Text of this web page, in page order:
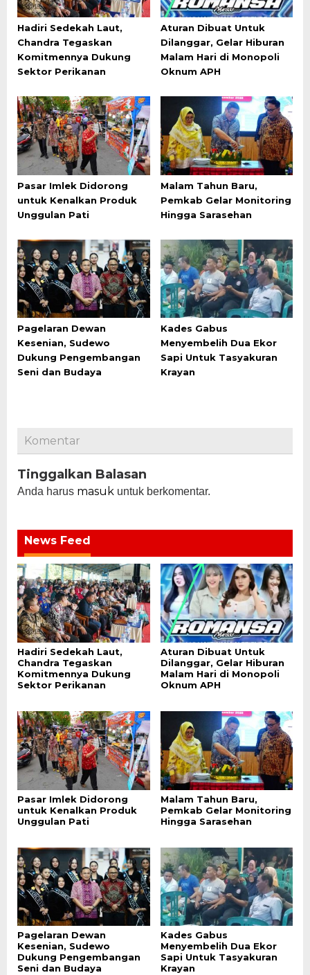
Hadiri Sedekah Laut,
Chandra Tegaskan
Komitmennya Dukung
Sektor Perikanan
Aturan Dibuat Untuk
Dilanggar, Gelar Hiburan
Malam Hari di Monopoli
Oknum APH
Pasar Imlek Didorong
untuk Kenalkan Produk
Unggulan Pati
Malam Tahun Baru,
Pemkab Gelar Monitoring
Hingga Sarasehan
Pagelaran Dewan
Kesenian, Sudewo
Dukung Pengembangan
Seni dan Budaya
Kades Gabus
Menyembelih Dua Ekor
Sapi Untuk Tasyakuran
Krayan
Komentar
Tinggalkan Balasan
Anda harus masuk untuk berkomentar.
News Feed
Hadiri Sedekah Laut,
Chandra Tegaskan
Komitmennya Dukung
Sektor Perikanan
Aturan Dibuat Untuk
Dilanggar, Gelar Hiburan
Malam Hari di Monopoli
Oknum APH
Pasar Imlek Didorong
untuk Kenalkan Produk
Unggulan Pati
Malam Tahun Baru,
Pemkab Gelar Monitoring
Hingga Sarasehan
Pagelaran Dewan
Kesenian, Sudewo
Dukung Pengembangan
Seni dan Budaya
Kades Gabus
Menyembelih Dua Ekor
Sapi Untuk Tasyakuran
Krayan